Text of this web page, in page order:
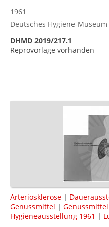
1961
Deutsches Hygiene-Museum
DHMD 2019/217.1
Reprovorlage vorhanden
Arteriosklerose |
Genussmittel |
Hygieneausstellung 1961 |